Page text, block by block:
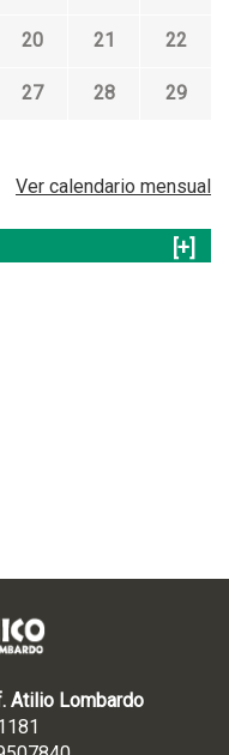
20 21 22
27 28 29
Ver calendario mensual
[+]
Atilio Lombardo